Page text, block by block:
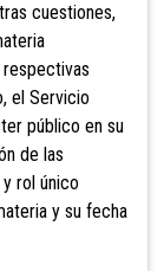
cuestiones,
el Servicio
público en su
de las
rol único
y su fecha